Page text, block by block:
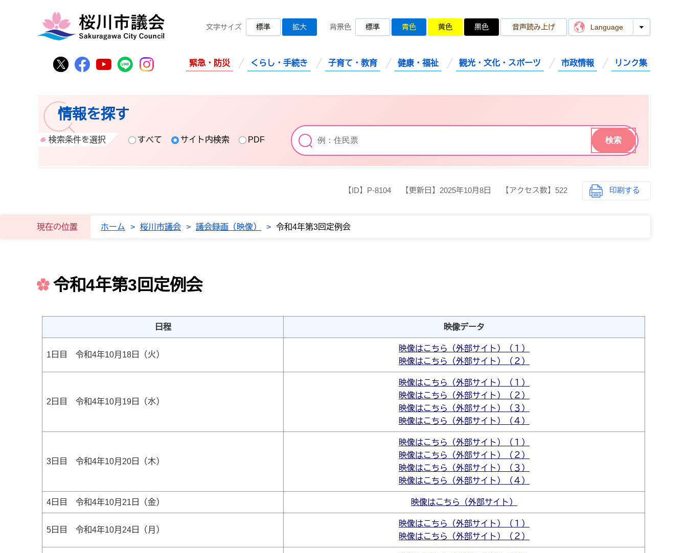
桜川市公式Twitter
桜川市公式Facebook
桜川市公式YouTube
桜川市公式LINE
Instagram
文字サイズ 標準 拡大 背景色 標準 青色 黄色 黒色 音声読み上げ Language
緊急・防災 くらし・手続き 子育て・教育 健康・福祉 観光・文化・スポーツ 市政情報 リンク集
情報を探す
検索条件を選択 すべて サイト内検索 PDF
【ID】 P-8104 【更新日】 2025年10月8日 【アクセス数】 522 印刷する
現在の位置 ホーム > 桜川市議会 > 議会録画（映像） > 令和4年第3回定例会
令和4年第3回定例会
日程 映像データ
1日目 令和4年10月18日（火）
映像はこちら（外部サイト）（１）
映像はこちら（外部サイト）（２）
2日目 令和4年10月19日（水）
映像はこちら（外部サイト）（１）
映像はこちら（外部サイト）（２）
映像はこちら（外部サイト）（３）
映像はこちら（外部サイト）（４）
3日目 令和4年10月20日（木）
映像はこちら（外部サイト）（１）
映像はこちら（外部サイト）（２）
映像はこちら（外部サイト）（３）
映像はこちら（外部サイト）（４）
4日目 令和4年10月21日（金） 映像はこちら（外部サイト）
5日目 令和4年10月24日（月）
映像はこちら（外部サイト）（１）
映像はこちら（外部サイト）（２）